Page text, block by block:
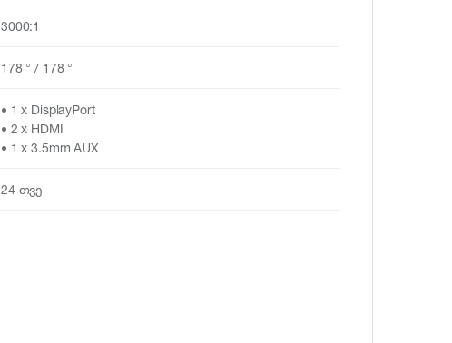
3000:1
178 ° / 178 °
• 1 x DisplayPort
• 2 x HDMI
• 1 x 3.5mm AUX
24 თვე